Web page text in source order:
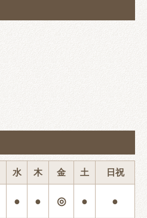
水 木 金 土 日祝
● ● ◎ ● ●